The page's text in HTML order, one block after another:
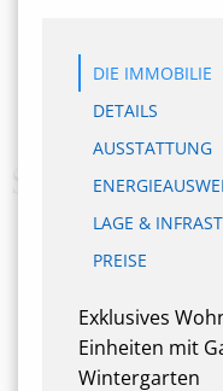
DIE IMMOBILIE
DETAILS
AUSSTATTUNG
LAGE &
PREISE
Exklusives
Einheiten mit
Wintergarten